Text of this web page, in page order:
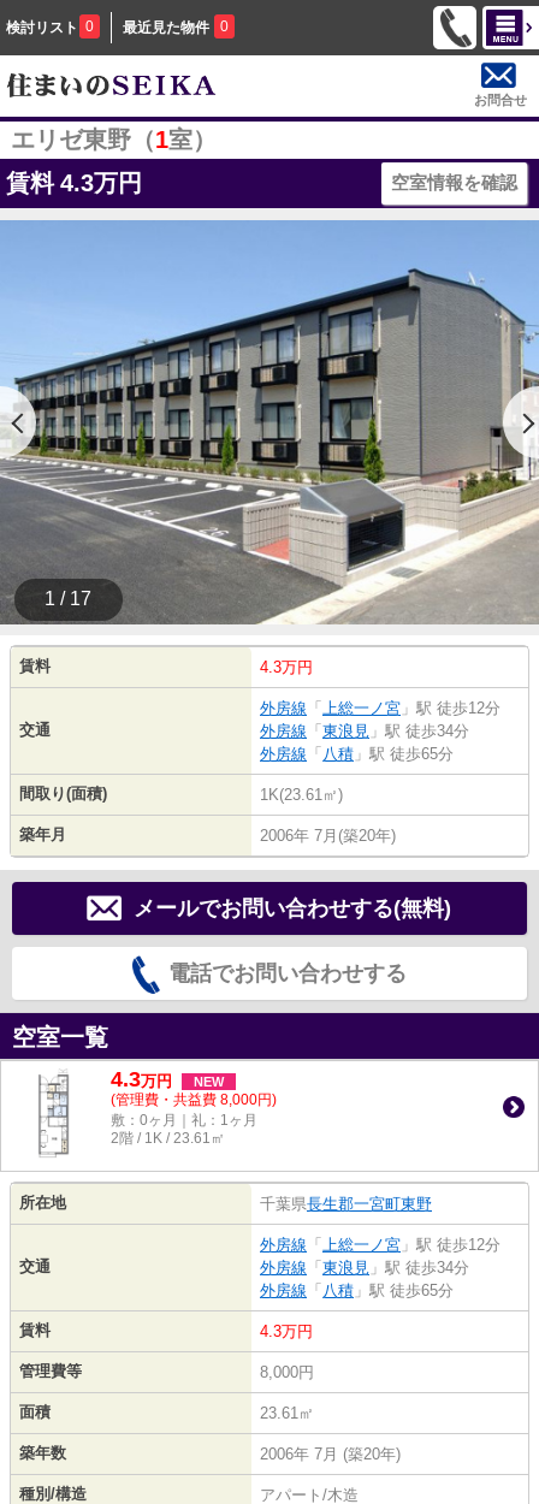
検討リスト 0 最近見た物件 0
お問合せ
エリゼ東野（1室）
賃料 4.3万円 空室情報を確認
1 / 17
賃料 4.3万円
交通
外房線 「 上総一ノ宮 」駅 徒歩12分
外房線 「 東浪見 」駅 徒歩34分
外房線 「 八積 」駅 徒歩65分
間取り(面積) 1K(23.61㎡)
築年月 2006年 7月(築20年)
メールでお問い合わせする(無料)
電話でお問い合わせする
空室一覧
4.3万円 NEW
(管理費・共益費 8,000円)
敷：0ヶ月｜礼：1ヶ月
2階 / 1K / 23.61㎡
所在地 千葉県長生郡一宮町東野
交通
外房線 「 上総一ノ宮 」駅 徒歩12分
外房線 「 東浪見 」駅 徒歩34分
外房線 「 八積 」駅 徒歩65分
賃料 4.3万円
管理費等 8,000円
面積 23.61㎡
築年数 2006年 7月 (築20年)
種別/構造 アパート/木造